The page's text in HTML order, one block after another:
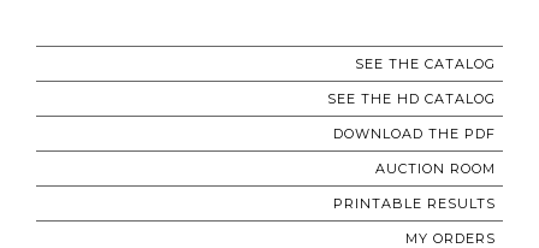
SEE THE CATALOG
SEE THE HD CATALOG
DOWNLOAD THE PDF
AUCTION ROOM
PRINTABLE RESULTS
MY ORDERS